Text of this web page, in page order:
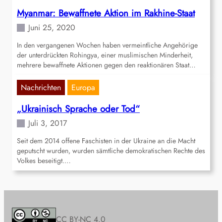
Myanmar: Bewaffnete Aktion im Rakhine-Staat
Juni 25, 2020
In den vergangenen Wochen haben vermeintliche Angehörige
der unterdrückten Rohingya, einer muslimischen Minderheit,
mehrere bewaffnete Aktionen gegen den reaktionären Staat…
Nachrichten Europa
„Ukrainisch Sprache oder Tod“
Juli 3, 2017
Seit dem 2014 offene Faschisten in der Ukraine an die Macht
geputscht wurden, wurden sämtliche demokratischen Rechte des
Volkes beseitigt.…
CC BY-NC 4.0